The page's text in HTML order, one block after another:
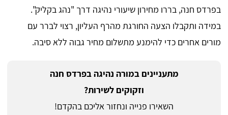
בפרדס חנה, בררו מחירון שיעורי נהיגה דרך "נהג בקליק".
במידה ותקבלו הצעה החורגת מהרף העליון, רצוי לברר עם
מורים אחרים כדי להימנע מתשלום מחיר גבוה ללא סיבה.
מתעניינים במורה נהיגה בפרדס חנה
וזקוקים לשירות?
השאירו פנייה ונחזור אליכם בהקדם!